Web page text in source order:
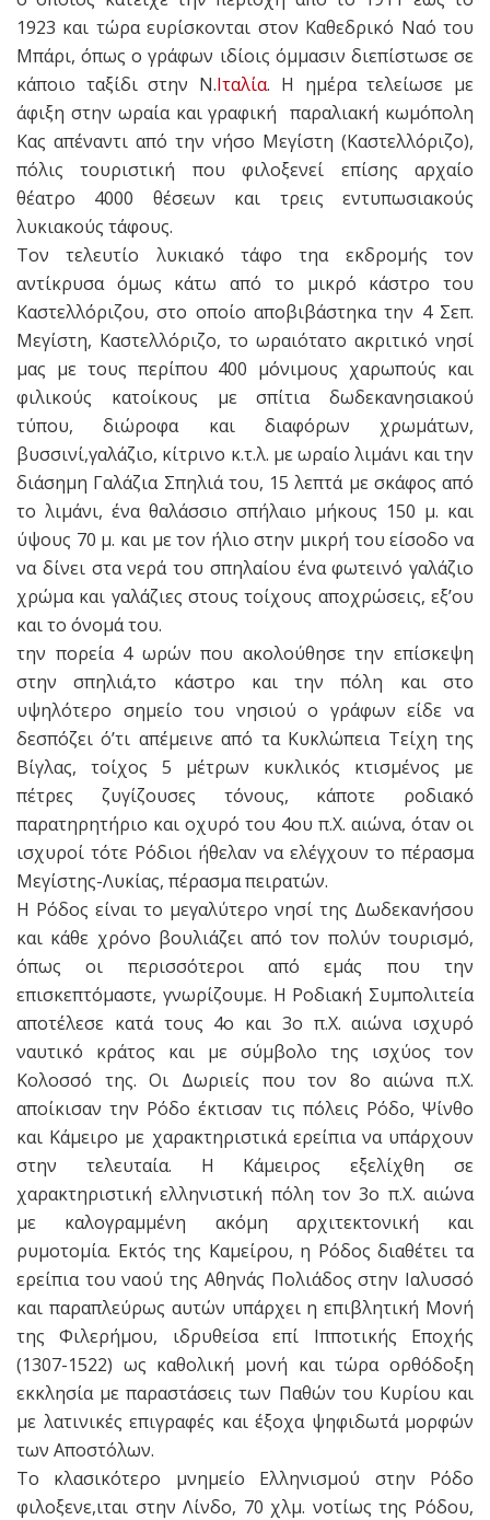
1923 και τώρα ευρίσκονται στον Καθεδρικό Ναό του
Μπάρι, όπως ο γράφων ιδίοις όμμασιν διεπίστωσε σε
κάποιο ταξίδι στην Ν.Ιταλία. Η ημέρα τελείωσε με
άφιξη στην ωραία και γραφική παραλιακή κωμόπολη
Κας απέναντι από την νήσο Μεγίστη (Καστελλόριζο),
πόλις τουριστική που φιλοξενεί επίσης αρχαίο
θέατρο 4000 θέσεων και τρεις εντυπωσιακούς
λυκιακούς τάφους.
Τον τελευτίο λυκιακό τάφο τηα εκδρομής τον
αντίκρυσα όμως κάτω από το μικρό κάστρο του
Καστελλόριζου, στο οποίο αποβιβάστηκα την 4 Σεπ.
Μεγίστη, Καστελλόριζο, το ωραιότατο ακριτικό νησί
μας με τους περίπου 400 μόνιμους χαρωπούς και
φιλικούς κατοίκους με σπίτια δωδεκανησιακού
τύπου, διώροφα και διαφόρων χρωμάτων,
βυσσινί,γαλάζιο, κίτρινο κ.τ.λ. με ωραίο λιμάνι και την
διάσημη Γαλάζια Σπηλιά του, 15 λεπτά με σκάφος από
το λιμάνι, ένα θαλάσσιο σπήλαιο μήκους 150 μ. και
ύψους 70 μ. και με τον ήλιο στην μικρή του είσοδο να
να δίνει στα νερά του σπηλαίου ένα φωτεινό γαλάζιο
χρώμα και γαλάζιες στους τοίχους αποχρώσεις, εξ’ου
και το όνομά του.
την πορεία 4 ωρών που ακολούθησε την επίσκεψη
στην σπηλιά,το κάστρο και την πόλη και στο
υψηλότερο σημείο του νησιού ο γράφων είδε να
δεσπόζει ό’τι απέμεινε από τα Κυκλώπεια Τείχη της
Βίγλας, τοίχος 5 μέτρων κυκλικός κτισμένος με
πέτρες ζυγίζουσες τόνους, κάποτε ροδιακό
παρατηρητήριο και οχυρό του 4ου π.Χ. αιώνα, όταν οι
ισχυροί τότε Ρόδιοι ήθελαν να ελέγχουν το πέρασμα
Μεγίστης-Λυκίας, πέρασμα πειρατών.
Η Ρόδος είναι το μεγαλύτερο νησί της Δωδεκανήσου
και κάθε χρόνο βουλιάζει από τον πολύν τουρισμό,
όπως οι περισσότεροι από εμάς που την
επισκεπτόμαστε, γνωρίζουμε. Η Ροδιακή Συμπολιτεία
αποτέλεσε κατά τους 4ο και 3ο π.Χ. αιώνα ισχυρό
ναυτικό κράτος και με σύμβολο της ισχύος τον
Κολοσσό της. Οι Δωριείς που τον 8ο αιώνα π.Χ.
αποίκισαν την Ρόδο έκτισαν τις πόλεις Ρόδο, Ψίνθο
και Κάμειρο με χαρακτηριστικά ερείπια να υπάρχουν
στην τελευταία. Η Κάμειρος εξελίχθη σε
χαρακτηριστική ελληνιστική πόλη τον 3ο π.Χ. αιώνα
με καλογραμμένη ακόμη αρχιτεκτονική και
ρυμοτομία. Εκτός της Καμείρου, η Ρόδος διαθέτει τα
ερείπια του ναού της Αθηνάς Πολιάδος στην Ιαλυσσό
και παραπλεύρως αυτών υπάρχει η επιβλητική Μονή
της Φιλερήμου, ιδρυθείσα επί Ιπποτικής Εποχής
(1307-1522) ως καθολική μονή και τώρα ορθόδοξη
εκκλησία με παραστάσεις των Παθών του Κυρίου και
με λατινικές επιγραφές και έξοχα ψηφιδωτά μορφών
των Αποστόλων.
Το κλασικότερο μνημείο Ελληνισμού στην Ρόδο
φιλοξενε,ιται στην Λίνδο, 70 χλμ. νοτίως της Ρόδου,